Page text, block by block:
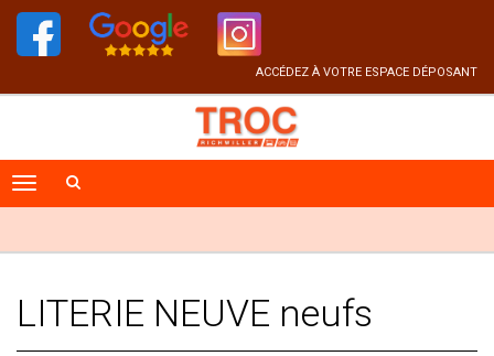
ACCÉDEZ À VOTRE ESPACE DÉPOSANT
LITERIE NEUVE neufs